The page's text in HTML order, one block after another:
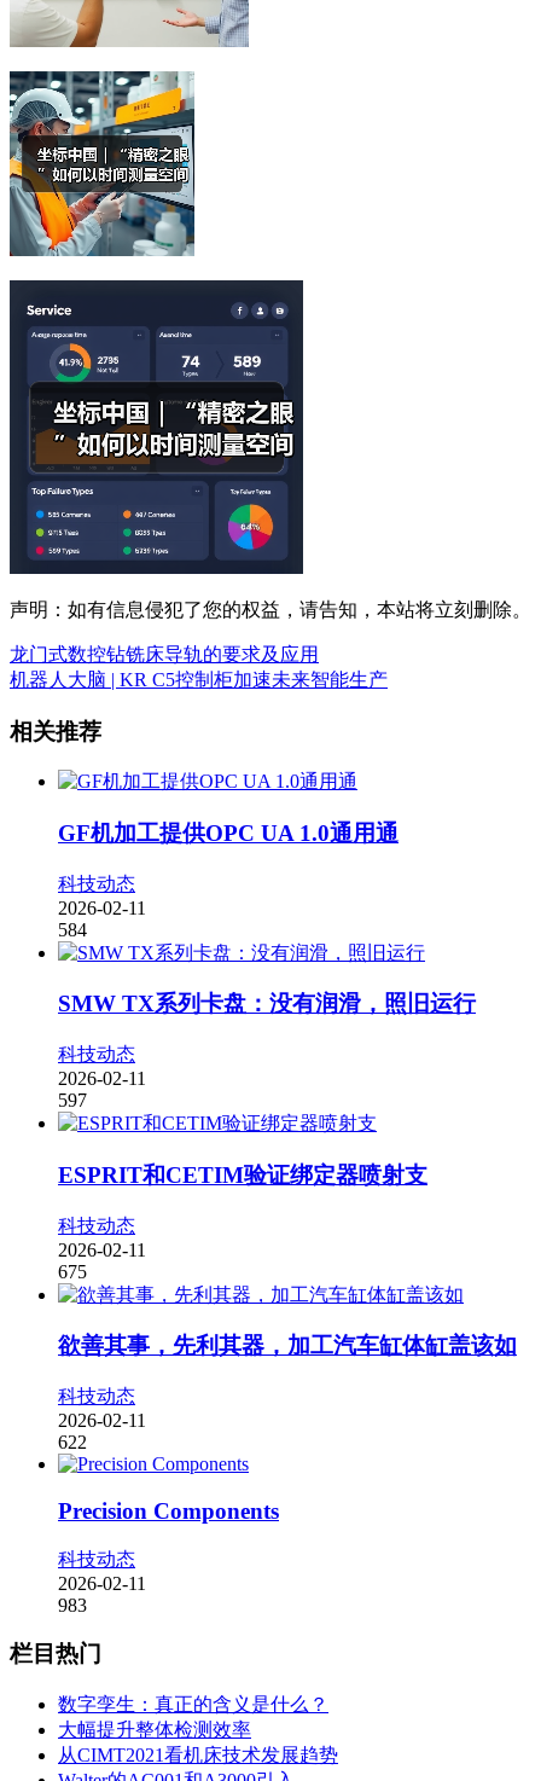
声明：如有信息侵犯了您的权益，请告知，本站将立刻删除。
龙门式数控钻铣床导轨的要求及应用
机器人大脑 | KR C5控制柜加速未来智能生产
相关推荐
GF机加工提供OPC UA 1.0通用通
科技动态
2026-02-11
584
SMW TX系列卡盘：没有润滑，照旧运行
科技动态
2026-02-11
597
ESPRIT和CETIM验证绑定器喷射支
科技动态
2026-02-11
675
欲善其事，先利其器，加工汽车缸体缸盖该如
科技动态
2026-02-11
622
Precision Components
科技动态
2026-02-11
983
栏目热门
数字孪生：真正的含义是什么？
大幅提升整体检测效率
从CIMT2021看机床技术发展趋势